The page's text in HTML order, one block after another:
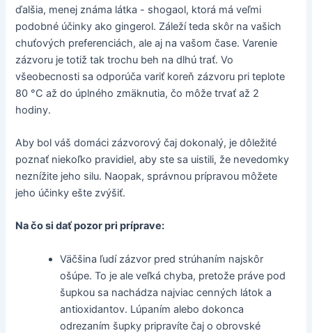
ďalšia, menej známa látka - shogaol, ktorá má veľmi
podobné účinky ako gingerol. Záleží teda skôr na vašich
chuťových preferenciách, ale aj na vašom čase. Varenie
zázvoru je totiž tak trochu beh na dlhú trať. Vo
všeobecnosti sa odporúča variť koreň zázvoru pri teplote
80 °C až do úplného zmäknutia, čo môže trvať až 2
hodiny.
Aby bol váš domáci zázvorový čaj dokonalý, je dôležité
poznať niekoľko pravidiel, aby ste sa uistili, že nevedomky
neznížite jeho silu. Naopak, správnou prípravou môžete
jeho účinky ešte zvýšiť.
Na čo si dať pozor pri príprave:
Väčšina ľudí zázvor pred strúhaním najskôr
ošúpe. To je ale veľká chyba, pretože práve pod
šupkou sa nachádza najviac cenných látok a
antioxidantov. Lúpaním alebo dokonca
odrezaním šupky pripravíte čaj o obrovské